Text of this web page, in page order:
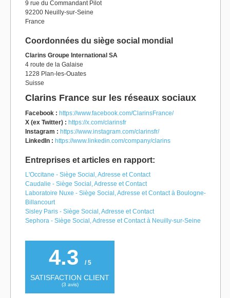
9 rue du Commandant Pilot
92200 Neuilly-sur-Seine
France
Coordonnées du siège social mondial
Clarins Groupe International SA
4 route de la Galaise
1228 Plan-les-Ouates
Suisse
Clarins France sur les réseaux sociaux
Facebook : https://www.facebook.com/ClarinsFrance/
X (ex Twitter) : https://x.com/clarinsfr
Instagram : https://www.instagram.com/clarinsfr/
LinkedIn : https://www.linkedin.com/company/clarins
Entreprises et articles en rapport:
L'Occitane - Siège Social, Adresse et Contact
Caudalie - Siège Social, Adresse et Contact
Laboratoire Nuxe - Siège Social, Adresse et Contact à Boulogne-
Billancourt
Sisley Paris - Siège Social, Adresse et Contact
Sephora - Siège Social, Adresse et Contact à Neuilly-sur-Seine
4.3 / 5
SATISFACTION CLIENT
(3 avis)